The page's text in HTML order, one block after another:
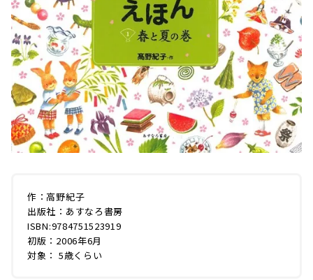
作：高野紀子
出版社：あすなろ書房
ISBN:9784751523919
初版：2006年6月
対象： 5歳くらい